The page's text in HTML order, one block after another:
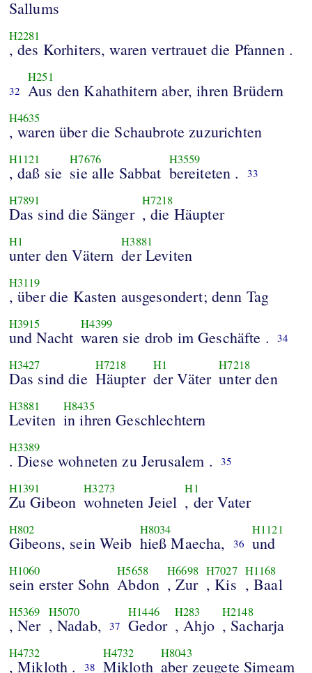
Sallums
H2281
, des Korhiters, waren vertrauet die Pfannen .
32
H251
Aus den Kahathitern aber, ihren Brüdern
H4635
, waren über die Schaubrote zuzurichten
H1121
, daß sie
H7676
sie alle Sabbat
H3559
bereiteten . 33
H7891
Das sind die Sänger
H7218
, die Häupter
H1
unter den Vätern
H3881
der Leviten
H3119
, über die Kasten ausgesondert; denn Tag
H3915
und Nacht
H4399
waren sie drob im Geschäfte . 34
H3427
Das sind die
H7218
Häupter
H1
der Väter
H7218
unter den
H3881
Leviten
H8435
in ihren Geschlechtern
H3389
. Diese wohneten zu Jerusalem . 35
H1391
Zu Gibeon
H3273
wohneten Jeiel
H1
, der Vater
H802
Gibeons, sein Weib
H8034
hieß Maecha, 36
H1121
und
H1060
sein erster Sohn
H5658
Abdon
H6698
, Zur
H7027
, Kis
H1168
, Baal
H5369
, Ner
H5070
, Nadab, 37
H1446
Gedor
H283
, Ahjo
H2148
, Sacharja
H4732
, Mikloth . 38
H4732
Mikloth
H8043
aber zeugete Simeam